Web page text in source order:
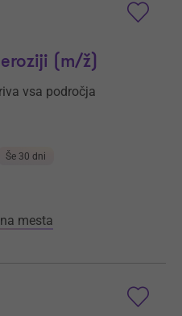
(m/ž)
vsa področja
Še 30 dni
mesta